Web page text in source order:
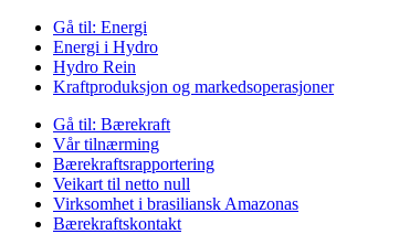
Gå til: Energi
Energi i Hydro
Hydro Rein
Kraftproduksjon og markedsoperasjoner
Gå til: Bærekraft
Vår tilnærming
Bærekraftsrapportering
Veikart til netto null
Virksomhet i brasiliansk Amazonas
Bærekraftskontakt